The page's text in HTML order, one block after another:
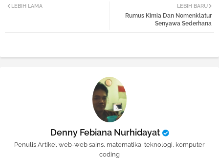
atsa
LEBIH BARU
Rumus Kimia Dan Nomenklatur
Senyawa Sederhana
LEBIH LAMA
Denny Febiana Nurhidayat
Penulis Artikel web-web sains, matematika, teknologi, komputer
coding